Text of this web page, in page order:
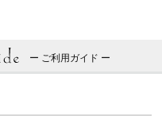
ー ご利用ガイド ー